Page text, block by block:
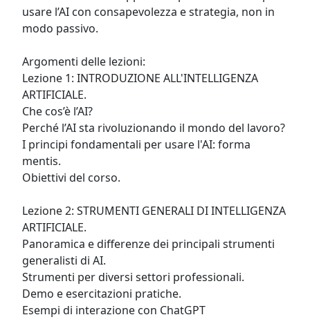
usare l’AI con consapevolezza e strategia, non in
modo passivo.
Argomenti delle lezioni:
Lezione 1: INTRODUZIONE ALL'INTELLIGENZA
ARTIFICIALE.
Che cos’è l’AI?
Perché l’AI sta rivoluzionando il mondo del lavoro?
I principi fondamentali per usare l'AI: forma
mentis.
Obiettivi del corso.
Lezione 2: STRUMENTI GENERALI DI INTELLIGENZA
ARTIFICIALE.
Panoramica e differenze dei principali strumenti
generalisti di AI.
Strumenti per diversi settori professionali.
Demo e esercitazioni pratiche.
Esempi di interazione con ChatGPT